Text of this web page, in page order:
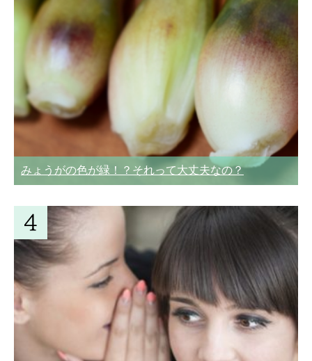
みょうがの色が緑！？それって大丈夫なの？